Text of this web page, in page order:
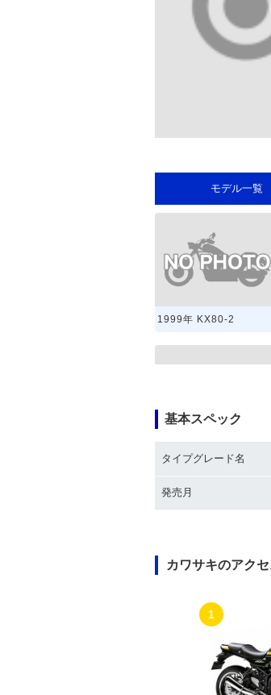
モデル一覧
1999年 KX80-2
1992年 KX80-2
基本スペック
タイプグレード名
発売月
カワサキのアク
1